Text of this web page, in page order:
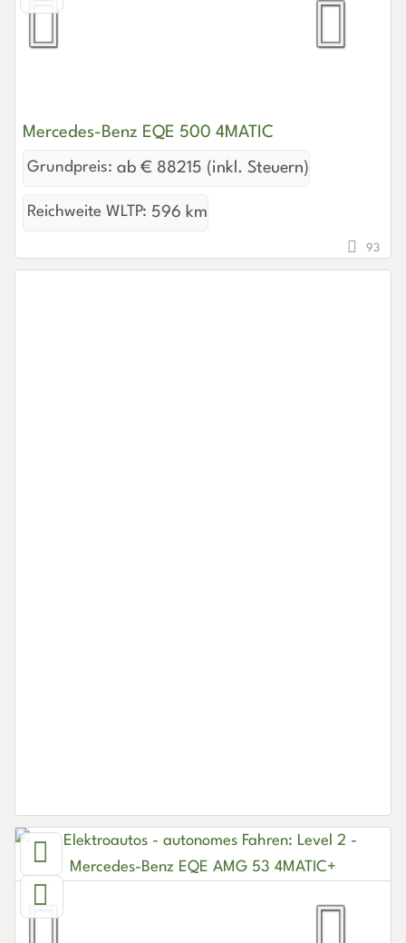
Mercedes-Benz EQE 500 4MATIC
Grundpreis: ab € 88215 (inkl. Steuern)
Reichweite WLTP: 596 km
93